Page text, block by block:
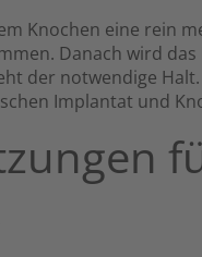
Knochen eine rein
Danach wird
der notwendige
Implantat und